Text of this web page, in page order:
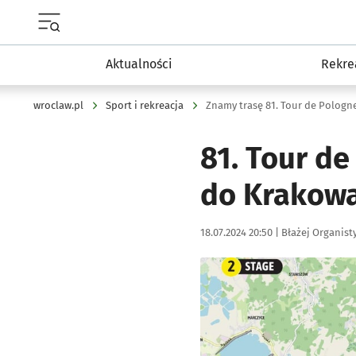
Aktualności
wroclaw.pl Sport i rekreacja Znamy trasę 81. Tour de
81. Tour
do
Data publikacji:
18.07.2024 20:50 | Autor:
Błażej
Kliknij, aby zobaczyć